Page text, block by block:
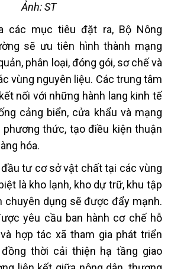
Ảnh: ST
các mục tiêu đặt ra, Bộ Nông
sẽ ưu tiên hình thành mạng
phân loại, đóng gói, sơ chế và
vùng nguyên liệu. Các trung tâm
nối với những hành lang kinh tế
cảng biển, cửa khẩu và mạng
phương thức, tạo điều kiện thuận
hóa.
tư cơ sở vật chất tại các vùng
là kho lạnh, kho dự trữ, khu tập
chuyên dụng sẽ được đẩy mạnh.
yêu cầu ban hành cơ chế hỗ
hợp tác xã tham gia phát triển
thời cải thiện hạ tầng giao